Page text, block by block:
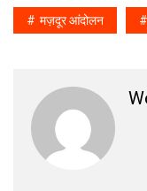
मज़दूर आंदोलन